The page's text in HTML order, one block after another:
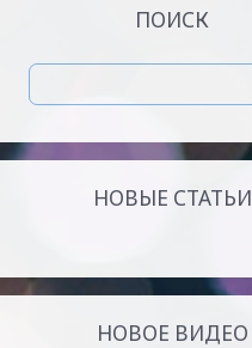
ПОИСК
НОВЫЕ СТАТЬИ
НОВОЕ ВИДЕО